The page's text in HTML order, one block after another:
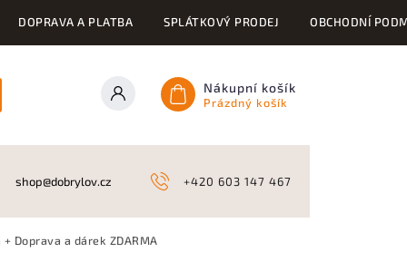
DOPRAVA A PLATBA SPLÁTKOVÝ PRODEJ OBCHODNÍ
Nákupní košík
Prázdný košík
KYNOLOGICKÉ POTŘEBY NAHÁŇKY A LOV
+420 603 147 467
shop@dobrylov.cz
+ Doprava a dárek ZDARMA